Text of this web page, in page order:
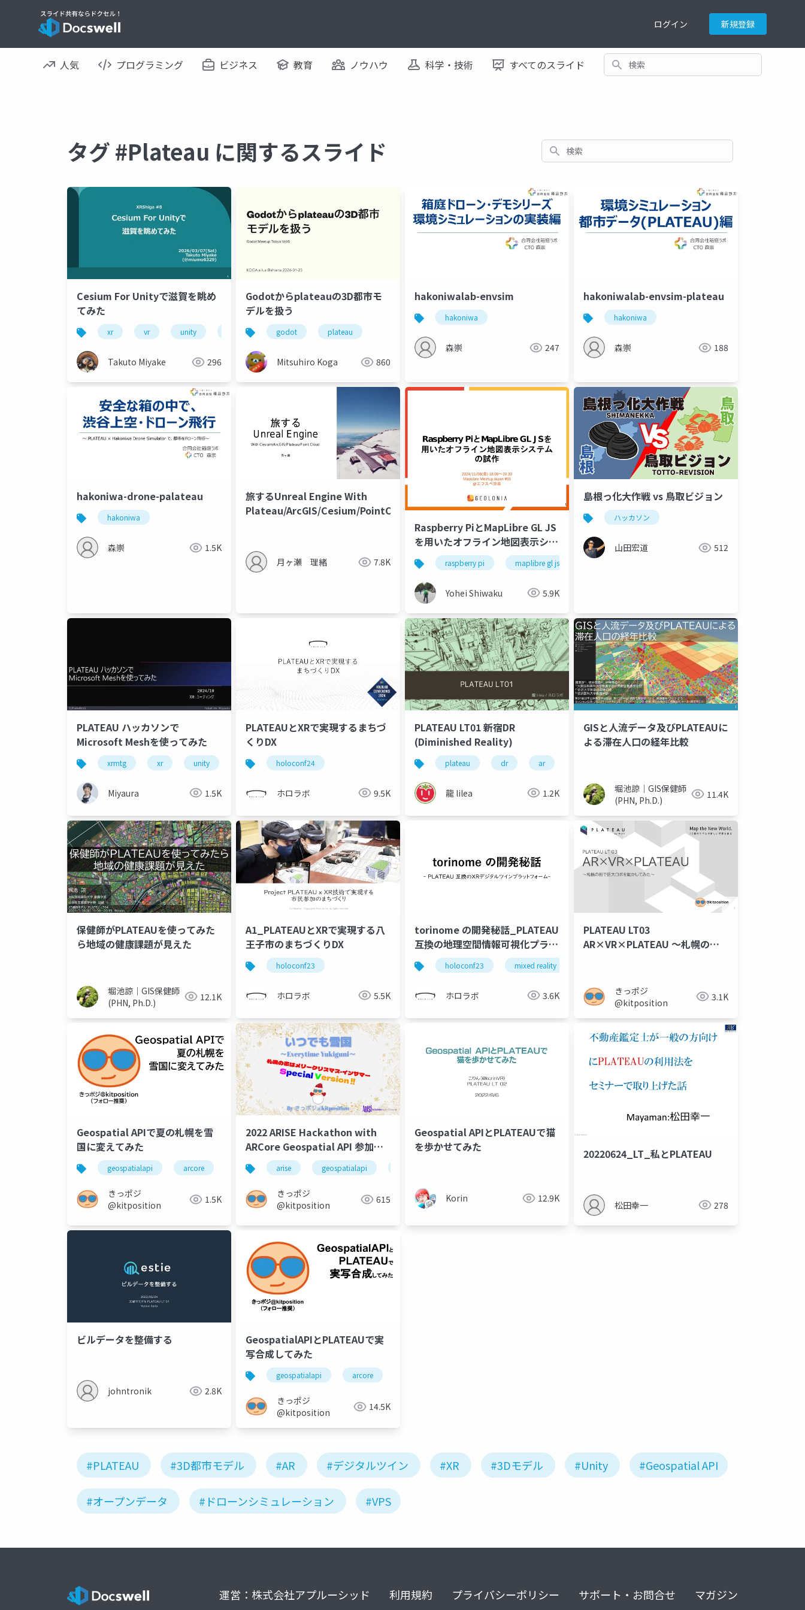
ログイン 新規登録
人気 プログラミング ビジネス 教育 ノウハウ 科学・技術 すべてのスライド 検索
タグ #Plateau に関するスライド 検索
Cesium For Unityで滋賀を眺め
てみた
xr vr unity cesium plateau 滋賀
Takuto Miyake 296
Godotからplateauの3D都市モ
デルを扱う
godot plateau
Mitsuhiro Koga 860
hakoniwalab-envsim
hakoniwa
森崇 247
hakoniwalab-envsim-plateau
hakoniwa
森崇 188
hakoniwa-drone-palateau
hakoniwa
森崇 1.5K
旅するUnreal Engine With
Plateau/ArcGIS/Cesium/PointCloud
月ヶ瀬 理緒 7.8K
Raspberry PiとMapLibre GL JS
を用いたオフライン地図表示シス
テムの試作raspberry pi maplibre gl js
Yohei Shiwaku 5.9K
島根っ化大作戦 vs 鳥取ビジョン
ハッカソン
山田宏道 512
PLATEAU ハッカソンで
Microsoft Meshを使ってみた
xrmtg xr unity microsoft mesh
Miyaura 1.5K
PLATEAUとXRで実現するまちづ
くりDX
holoconf24
ホロラボ 9.5K
PLATEAU LT01 新宿DR
(Diminished Reality)
plateau dr ar
龍 lilea 1.2K
GISと人流データ及びPLATEAUに
よる滞在人口の経年比較
堀池諒｜GIS保健師
(PHN, Ph.D.)
11.4K
保健師がPLATEAUを使ってみた
ら地域の健康課題が見えた
堀池諒｜GIS保健師
(PHN, Ph.D.)
12.1K
A1_PLATEAUとXRで実現する八
王子市のまちづくりDX
holoconf23
ホロラボ 5.5K
torinome の開発秘話_PLATEAU
互換の地理空間情報可視化プラッ
トフォームholoconf23 mixed reality
ホロラボ 3.6K
PLATEAU LT03
AR×VR×PLATEAU ～札幌の街
きっポジ
@kitposition
3.1K
Geospatial APIで夏の札幌を雪
国に変えてみた
geospatialapi arcore arfoundation unity xrmtg
きっポジ
@kitposition
1.5K
2022 ARISE Hackathon with
ARCore Geospatial API 参加作
品「いつでも雪国」プレゼンスラ
イド
arise geospatialapi
きっポジ
@kitposition
615
Geospatial APIとPLATEAUで猫
を歩かせてみた
Korin 12.9K
20220624_LT_私とPLATEAU
松田幸一 278
ビルデータを整備する
johntronik 2.8K
GeospatialAPIとPLATEAUで実
写合成してみた
geospatialapi arcore
きっポジ
@kitposition
14.5K
#PLATEAU #3D都市モデル #AR #デジタルツイン #XR #3Dモデル #Unity #Geospatial API
#オープンデータ #ドローンシミュレーション #VPS
運営：株式会社アプルーシッド 利用規約 プライバシーポリシー サポート・お問合せ マガジン